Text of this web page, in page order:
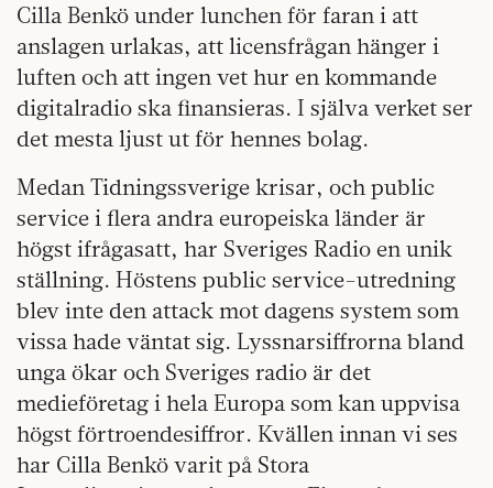
Cilla Benkö under lunchen för faran i att
anslagen urlakas, att licensfrågan hänger i
luften och att ingen vet hur en kommande
digitalradio ska finansieras. I själva verket ser
det mesta ljust ut för hennes bolag.
Medan Tidningssverige krisar, och public
service i flera andra europeiska länder är
högst ifrågasatt, har Sveriges Radio en unik
ställning. Höstens public service-utredning
blev inte den attack mot dagens system som
vissa hade väntat sig. Lyssnarsiffrorna bland
unga ökar och Sveriges radio är det
medieföretag i hela Europa som kan uppvisa
högst förtroendesiffror. Kvällen innan vi ses
har Cilla Benkö varit på Stora